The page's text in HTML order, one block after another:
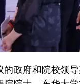
的政府和院校领